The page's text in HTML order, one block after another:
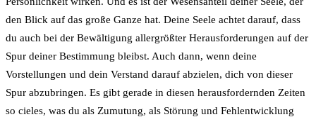
den Blick auf das große Ganze hat. Deine Seele achtet darauf, dass
du auch bei der Bewältigung allergrößter Herausforderungen auf der
Spur deiner Bestimmung bleibst. Auch dann, wenn deine
Vorstellungen und dein Verstand darauf abzielen, dich von dieser
Spur abzubringen. Es gibt gerade in diesen herausfordernden Zeiten
so cieles, was du als Zumutung, als Störung und Fehlentwicklung